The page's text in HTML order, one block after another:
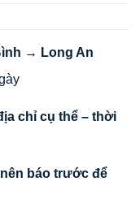
→ Long An
chỉ cụ thể – thời
nên báo trước để